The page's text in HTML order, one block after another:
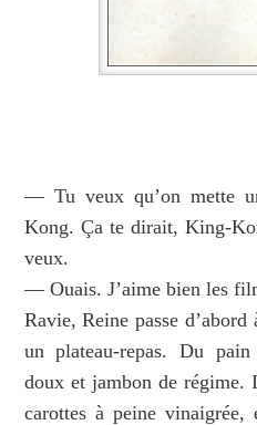
— Tu veux qu’on mette
Kong. Ça te dirait, King-
veux.
— Ouais. J’aime bien les
Ravie, Reine passe
un plateau-repas. Du
doux et jambon de régime.
carottes à peine vinaigrée,